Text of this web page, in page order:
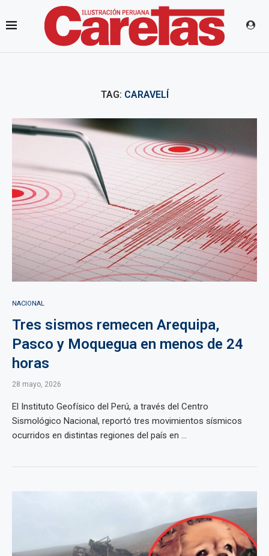
TAG: CARAVELÍ
NACIONAL
Tres sismos remecen Arequipa,
Pasco y Moquegua en menos de 24
horas
28 mayo, 2026
El Instituto Geofísico del Perú, a través del Centro
Sismológico Nacional, reportó tres movimientos sísmicos
ocurridos en distintas regiones del país en ...